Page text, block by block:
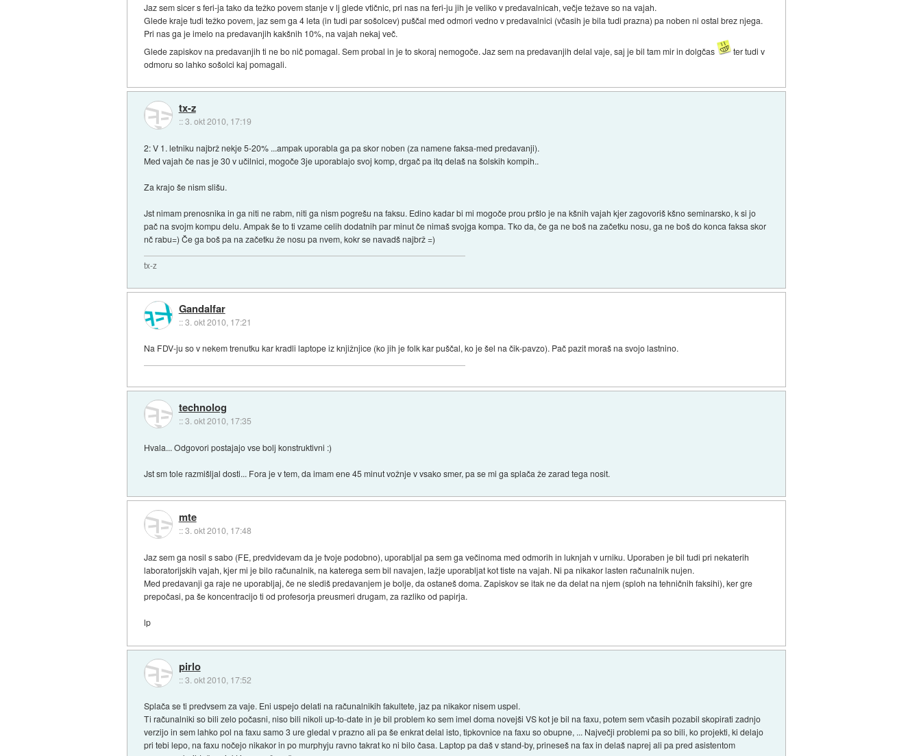
Jaz sem sicer s feri-ja tako da težko povem stanje v lj glede vtičnic, pri nas na feri-ju jih je veliko v predavalnicah, večje težave so na vajah.
Glede kraje tudi težko povem, jaz sem ga 4 leta (in tudi par sošolcev) puščal med odmori vedno v predavalnici (včasih je bila tudi prazna) pa noben ni ostal brez njega.
Pri nas ga je imelo na predavanjih kakšnih 10%, na vajah nekaj več.
Glede zapiskov na predavanjih ti ne bo nič pomagal. Sem probal in je to skoraj nemogoče. Jaz sem na predavanjih delal vaje, saj je bil tam mir in dolgčas
ter tudi v
odmoru so lahko sošolci kaj pomagali.
tx-z
::3. okt 2010, 17:19
2: V 1. letniku najbrž nekje 5-20% ...ampak uporabla ga pa skor noben (za namene faksa-med predavanji).
Med vajah če nas je 30 v učilnici, mogoče 3je uporablajo svoj komp, drgač pa itq delaš na šolskih kompih..
Za krajo še nism slišu.
Jst nimam prenosnika in ga niti ne rabm, niti ga nism pogrešu na faksu. Edino kadar bi mi mogoče prou pršlo je na kšnih vajah kjer zagovoriš kšno seminarsko, k si jo
pač na svojm kompu delu. Ampak še to ti vzame celih dodatnih par minut če nimaš svojga kompa. Tko da, če ga ne boš na začetku nosu, ga ne boš do konca faksa skor
nč rabu=) Če ga boš pa na začetku že nosu pa nvem, kokr se navadš najbrž =)
tx-z
Gandalfar
::3. okt 2010, 17:21
Na FDV-ju so v nekem trenutku kar kradli laptope iz knjižnjice (ko jih je folk kar puščal, ko je šel na čik-pavzo). Pač pazit moraš na svojo lastnino.
technolog
::3. okt 2010, 17:35
Hvala... Odgovori postajajo vse bolj konstruktivni :)
Jst sm tole razmišljal dosti... Fora je v tem, da imam ene 45 minut vožnje v vsako smer, pa se mi ga splača že zarad tega nosit.
mte
::3. okt 2010, 17:48
Jaz sem ga nosil s sabo (FE, predvidevam da je tvoje podobno), uporabljal pa sem ga večinoma med odmorih in luknjah v urniku. Uporaben je bil tudi pri nekaterih
laboratorijskih vajah, kjer mi je bilo računalnik, na katerega sem bil navajen, lažje uporabljat kot tiste na vajah. Ni pa nikakor lasten računalnik nujen.
Med predavanji ga raje ne uporabljaj, če ne slediš predavanjem je bolje, da ostaneš doma. Zapiskov se itak ne da delat na njem (sploh na tehničnih faksihi), ker gre
prepočasi, pa še koncentracijo ti od profesorja preusmeri drugam, za razliko od papirja.
lp
pirlo
::3. okt 2010, 17:52
Splača se ti predvsem za vaje. Eni uspejo delati na računalnikih fakultete, jaz pa nikakor nisem uspel.
Ti računalniki so bili zelo počasni, niso bili nikoli up-to-date in je bil problem ko sem imel doma novejši VS kot je bil na faxu, potem sem včasih pozabil skopirati zadnjo
verzijo in sem lahko pol na faxu samo 3 ure gledal v prazno ali pa še enkrat delal isto, tipkovnice na faxu so obupne, ... Največji problemi pa so bili, ko projekti, ki delajo
pri tebi lepo, na faxu nočejo nikakor in po murphyju ravno takrat ko ni bilo časa. Laptop pa daš v stand-by, prineseš na fax in delaš naprej ali pa pred asistentom